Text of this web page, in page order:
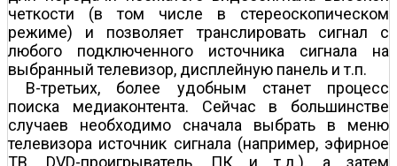
четкости (в том числе в стереоскопическом
режиме) и позволяет транслировать сигнал с
любого подключенного источника сигнала на
выбранный телевизор, дисплейную панель и т.п.
В-третьих, более удобным станет процесс
поиска медиаконтента. Сейчас в большинстве
случаев необходимо сначала выбрать в меню
телевизора источник сигнала (например, эфирное
ТВ, DVD-проигрыватель, ПК и т.д.), а затем